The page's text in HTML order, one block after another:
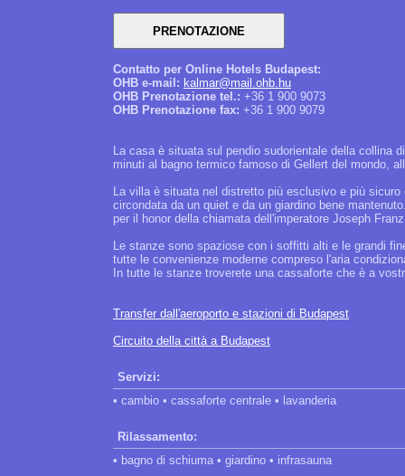
Contatto per Online Hotels Budapest:
OHB e-mail: kalmar@mail.ohb.hu
OHB Prenotazione tel.: +36 1 900 9073
OHB Prenotazione fax: +36 1 900 9079
La casa è situata sul pendio sudorientale della collina
minuti al bagno termico famoso di Gellert del mondo,
La villa è situata nel distretto più esclusivo e più
circondata da un quiet e da un giardino bene
per il honor della chiamata dell'imperatore Joseph
Le stanze sono spaziose con i soffitti alti e le grandi
tutte le convenienze moderne compreso l'aria
In tutte le stanze troverete una cassaforte che è a
Transfer dall'aeroporto e stazioni di Budapest
Circuito della città a Budapest
Servizi:
• cambio • cassaforte centrale • lavanderia
Rilassamento:
• bagno di schiuma • giardino • infrasauna